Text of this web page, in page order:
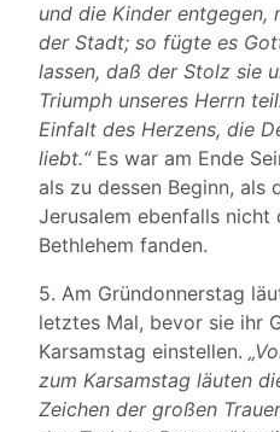
und die Kinder entgegen,
der Stadt; so fügte es
lassen, daß der Stolz sie
Triumph unseres Herrn
Einfalt des Herzens, die
liebt.“Es war am Ende
als zu dessen Beginn, als
Jerusalem ebenfalls nicht
Bethlehem fanden.
5. Am Gründonnerstag
letztes Mal, bevor sie ihr
Karsamstag einstellen.
zum Karsamstag läuten
Zeichen der großen